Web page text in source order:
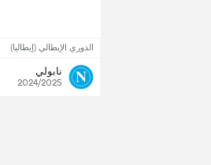
الدوري الإيطالي (إيطاليا)
نابولي
2024/2025